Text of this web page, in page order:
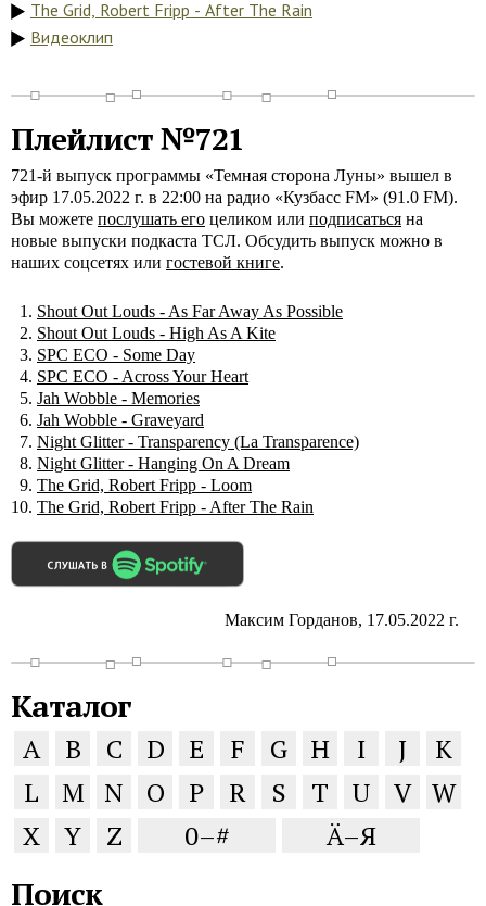
The Grid, Robert Fripp - After The Rain
Видеоклип
Плейлист №721
721-й выпуск программы «Темная сторона Луны» вышел в
эфир 17.05.2022 г. в 22:00 на радио «Кузбасс FM» (91.0 FM).
Вы можете послушать его целиком или подписаться на
новые выпуски подкаста ТСЛ. Обсудить выпуск можно в
наших соцсетях или гостевой книге.
Shout Out Louds - As Far Away As Possible
Shout Out Louds - High As A Kite
SPC ECO - Some Day
SPC ECO - Across Your Heart
Jah Wobble - Memories
Jah Wobble - Graveyard
Night Glitter - Transparency (La Transparence)
Night Glitter - Hanging On A Dream
The Grid, Robert Fripp - Loom
The Grid, Robert Fripp - After The Rain
Максим Горданов, 17.05.2022 г.
Каталог
A B C D E F G H I J
K
L
M N O P R S T U V W
X
Y Z 0–# Ä–Я
Поиск